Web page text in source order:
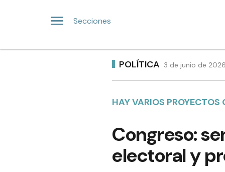
Secciones
POLÍTICA 3 de junio de
HAY VARIOS
Congreso:
electoral y